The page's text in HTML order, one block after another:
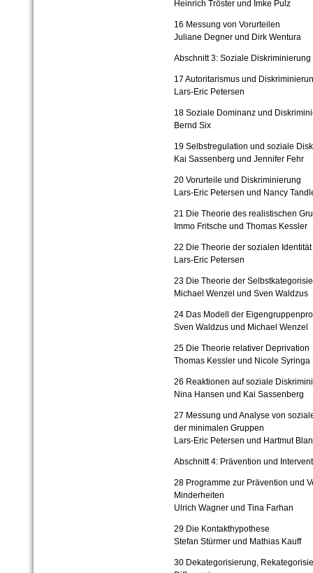
Heinrich Tröster und Imke Pulz
16 Messung von Vorurteilen
Juliane Degner und Dirk Wentura
Abschnitt 3: Soziale Diskriminierung
17 Autoritarismus und
Lars-Eric Petersen
18 Soziale Dominanz und
Bernd Six
19 Selbstregulation und soziale
Kai Sassenberg und Jennifer Fehr
20 Vorurteile und Diskriminierung
Lars-Eric Petersen und Nancy
21 Die Theorie des realistischen
Immo Fritsche und Thomas Kessler
22 Die Theorie der sozialen Identität
Lars-Eric Petersen
23 Die Theorie der
Michael Wenzel und Sven Waldzus
24 Das Modell der
Sven Waldzus und Michael Wenzel
25 Die Theorie relativer Deprivation
Thomas Kessler und Nicole Syringa
26 Reaktionen auf soziale
Nina Hansen und Kai Sassenberg
27 Messung und Analyse von
der minimalen Gruppen
Lars-Eric Petersen und Hartmut
Abschnitt 4: Prävention und
28 Programme zur Prävention und
Minderheiten
Ulrich Wagner und Tina Farhan
29 Die Kontakthypothese
Stefan Stürmer und Mathias Kauff
30 Dekategorisierung,